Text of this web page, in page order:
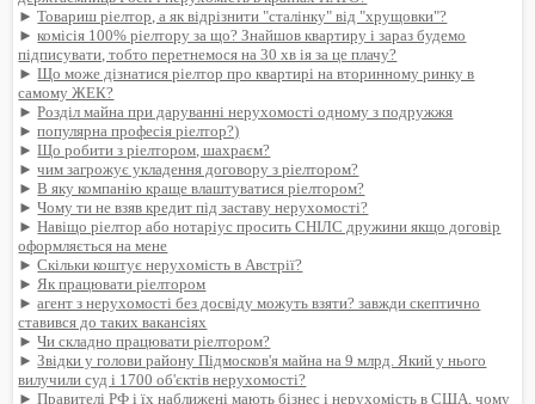
►Товариш ріелтор, а як відрізнити "сталінку" від "хрущовки"?
►комісія 100% ріелтору за що? Знайшов квартиру і зараз будемо
підписувати, тобто перетнемося на 30 хв ія за це плачу?
►Що може дізнатися ріелтор про квартирі на вторинному ринку в
самому ЖЕК?
►Розділ майна при даруванні нерухомості одному з подружжя
►популярна професія ріелтор?)
►Що робити з ріелтором, шахраєм?
►чим загрожує укладення договору з ріелтором?
►В яку компанію краще влаштуватися ріелтором?
►Чому ти не взяв кредит під заставу нерухомості?
►Навіщо ріелтор або нотаріус просить СНІЛС дружини якщо договір
оформляється на мене
►Скільки коштує нерухомість в Австрії?
► Як працювати ріелтором
►агент з нерухомості без досвіду можуть взяти? завжди скептично
ставився до таких вакансіях
►Чи складно працювати ріелтором?
►Звідки у голови району Підмосков'я майна на 9 млрд. Який у нього
вилучили суд і 1700 об'єктів нерухомості?
►Правителі РФ і їх наближені мають бізнес і нерухомість в США, чому